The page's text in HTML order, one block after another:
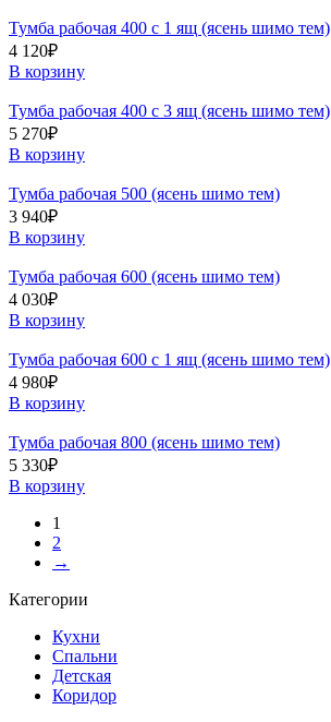
Тумба рабочая 400 с 1 ящ (ясень шимо тем)
4 120₽
В корзину
Тумба рабочая 400 с 3 ящ (ясень шимо тем)
5 270₽
В корзину
Тумба рабочая 500 (ясень шимо тем)
3 940₽
В корзину
Тумба рабочая 600 (ясень шимо тем)
4 030₽
В корзину
Тумба рабочая 600 с 1 ящ (ясень шимо тем)
4 980₽
В корзину
Тумба рабочая 800 (ясень шимо тем)
5 330₽
В корзину
1
2
→
Категории
Кухни
Спальни
Детская
Коридор